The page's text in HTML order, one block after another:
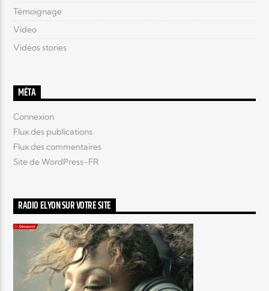
Témoignage
Video
Vidéos stories
MÉTA
Connexion
Flux des publications
Flux des commentaires
Site de WordPress-FR
RADIO ELYON SUR VOTRE SITE